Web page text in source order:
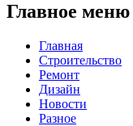
Главное меню
Главная
Строительство
Ремонт
Дизайн
Новости
Разное